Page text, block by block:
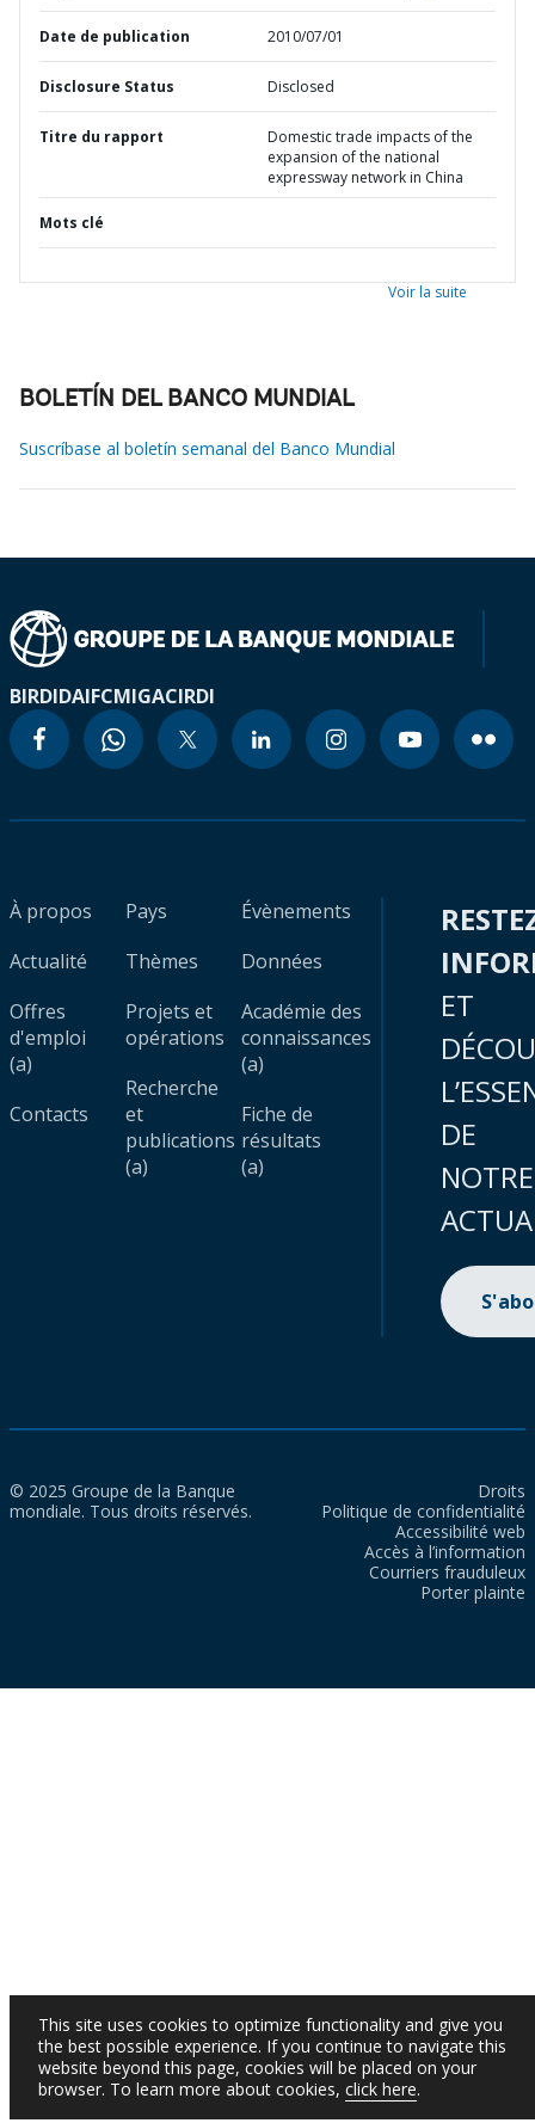
Date de publication 2010/07/01
Disclosure Status Disclosed
Titre du rapport
Domestic trade impacts of the
expansion of the national
expressway network in China
Mots clé
Voir la suite
BOLETÍN DEL BANCO MUNDIAL
Suscríbase al boletín semanal del Banco Mundial
BIRDIDAIFCMIGACIRDI
À propos
Actualité
Offres
d'emploi
(a)
Contacts
Pays
Thèmes
Projets et
opérations
Recherche
et
publications
(a)
Évènements
Données
Académie des
connaissances
(a)
Fiche de
résultats
(a)
ET
DE
NOTRE
© 2025 Groupe de la Banque
mondiale. Tous droits réservés.
Droits
Politique de confidentialité
Accessibilité web
Accès à l’information
Courriers frauduleux
Porter plainte
This site uses cookies to optimize functionality and give you
the best possible experience. If you continue to navigate this
website beyond this page, cookies will be placed on your
browser. To learn more about cookies, click here.